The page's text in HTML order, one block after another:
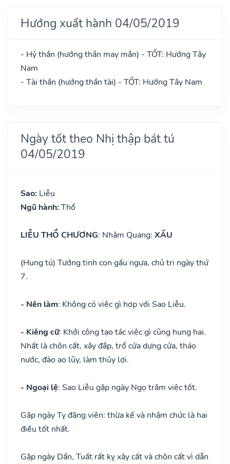
Hướng xuất hành 04/05/2019
- Hỷ thần (hướng thần may mắn) - TỐT: Hướng Tây
Nam
- Tài thần (hướng thần tài) - TỐT: Hướng Tây Nam
Ngày tốt theo Nhị thập bát tú
04/05/2019
Sao: Liễu
Ngũ hành: Thổ
LIỄU THỔ CHƯƠNG: Nhậm Quang: XẤU
(Hung tú) Tướng tinh con gấu ngựa, chủ trị ngày thứ
7.
- Nên làm: Không có việc gì hợp với Sao Liễu.
- Kiêng cữ: Khởi công tạo tác việc gì cũng hung hại.
Nhất là chôn cất, xây đắp, trổ cửa dựng cửa, tháo
nước, đào ao lũy, làm thủy lợi.
- Ngoại lệ: Sao Liễu gặp ngày Ngọ trăm việc tốt.
Gặp ngày Tỵ đăng viên: thừa kế và nhậm chức là hai
điều tốt nhất.
Gặp ngày Dần, Tuất rất kỵ xây cất và chôn cất vì dẫn